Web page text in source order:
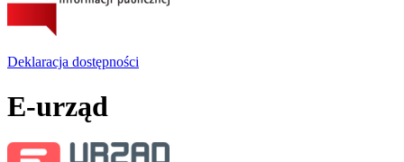
Deklaracja dostępności
E-urząd